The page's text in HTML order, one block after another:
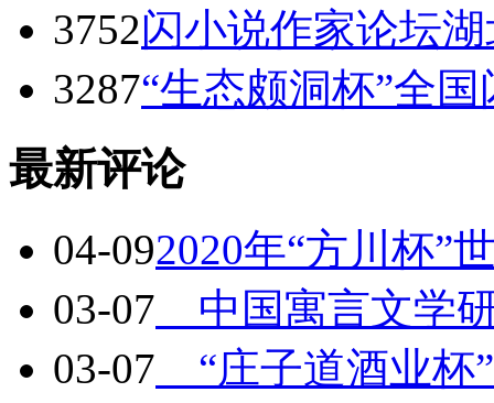
3752闪小说作家论坛
3287“生态颇洞杯”全
最新评论
04-092020年“方川杯”
03-07 中国寓言文学
03-07 “庄子道酒业杯